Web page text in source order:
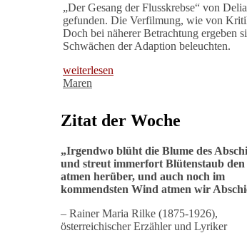
„Der Gesang der Flusskrebse“ von
gefunden. Die Verfilmung, wie von
Doch bei näherer Betrachtung ergeben
Schwächen der Adaption beleuchten.
weiterlesen
Maren
Zitat der Woche
„Irgendwo blüht die Blume des
und streut immerfort Blütenstaub
atmen herüber, und auch noch im
kommendsten Wind atmen wir
– Rainer Maria Rilke (1875-1926),
österreichischer Erzähler und Lyriker